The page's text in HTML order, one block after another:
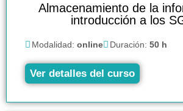
Almacenamiento de la
introducción a los
Modalidad: online Duración: 50 h
Ver detalles del curso